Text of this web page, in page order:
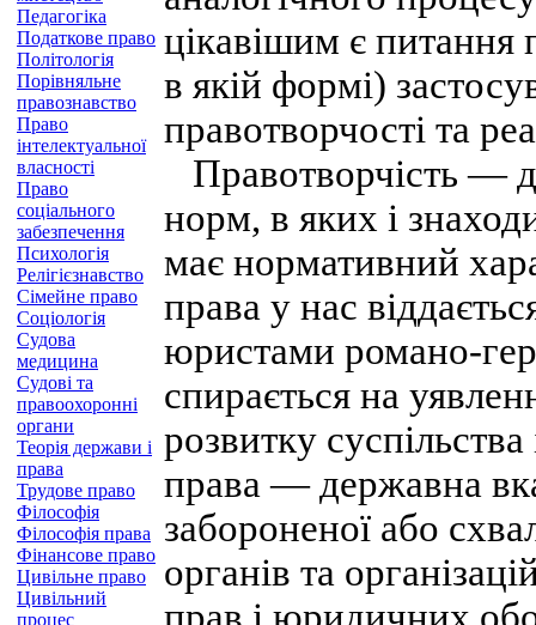
Педагогіка
Податкове право
Політологія
Порівняльне
правознавство
Право
інтелектуальної
власності
Право
соціального
забезпечення
Психологія
Релігієзнавство
Сімейне право
Соціологія
Судова
медицина
Судові та
правоохоронні
органи
Теорія держави і
права
Трудове право
Філософія
Філософія права
Фінансове право
Цивільне право
Цивільний
процес
цікавішим є
в якій формі)
правотворчості та
Правотворчість —
норм, в яких і
має нормативний
права у нас
юристами романо-
спирається на
розвитку
права — державна
забороненої або
органів та